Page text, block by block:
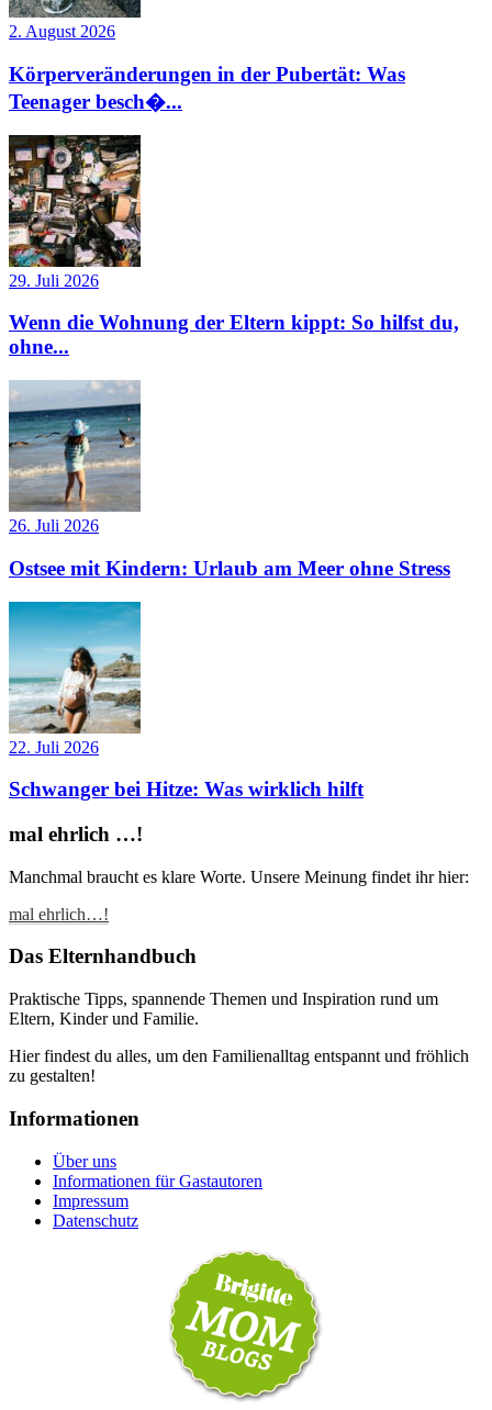
2. August 2026
Körperveränderungen in der Pubertät: Was
Teenager besch�...
29. Juli 2026
Wenn die Wohnung der Eltern kippt: So hilfst du,
ohne...
26. Juli 2026
Ostsee mit Kindern: Urlaub am Meer ohne Stress
22. Juli 2026
Schwanger bei Hitze: Was wirklich hilft
mal ehrlich …!
Manchmal braucht es klare Worte. Unsere Meinung findet ihr hier:
mal ehrlich…!
Das Elternhandbuch
Praktische Tipps, spannende Themen und Inspiration rund um
Eltern, Kinder und Familie.
Hier findest du alles, um den Familienalltag entspannt und fröhlich
zu gestalten!
Informationen
Über uns
Informationen für Gastautoren
Impressum
Datenschutz